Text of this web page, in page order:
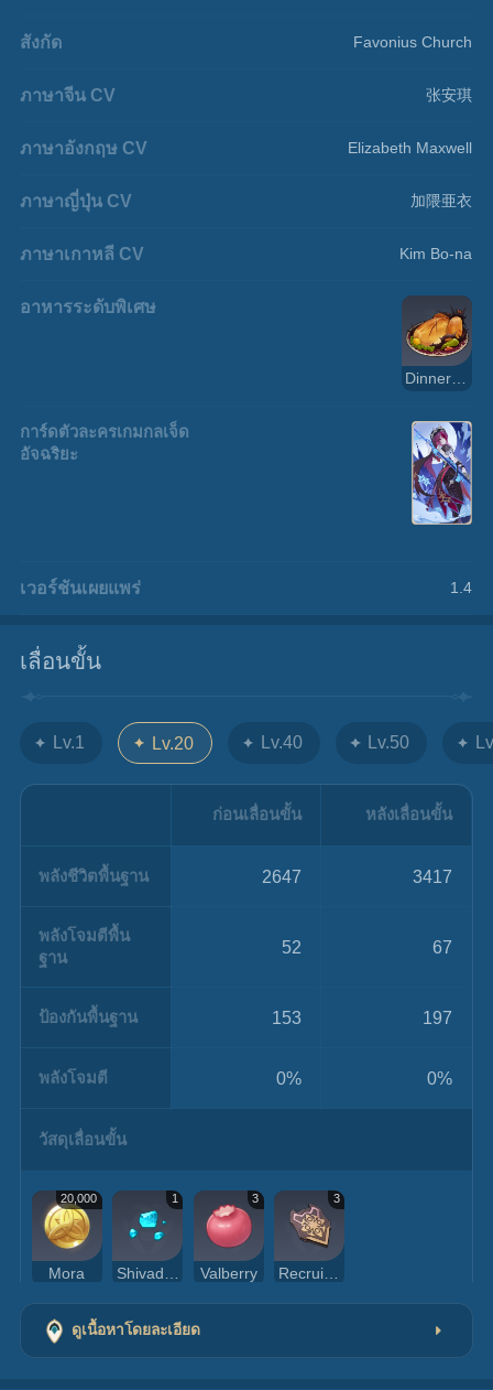
สังกัด Favonius Church
ภาษาจีน CV 张安琪
ภาษาอังกฤษ CV Elizabeth Maxwell
ภาษาญี่ปุ่น CV 加隈亜衣
ภาษาเกาหลี CV Kim Bo-na
อาหารระดับพิเศษ
Dinner of Judgment
การ์ดตัวละครเกมกลเจ็ด
อัจฉริยะ
เวอร์ชันเผยแพร่ 1.4
เลื่อนขั้น
Lv.1 Lv.20 Lv.40 Lv.50
ก่อนเลื่อนขั้น หลังเลื่อนขั้น
พลังชีวิตพื้นฐาน 2647 3417
พลังโจมตีพื้น
ฐาน
52 67
ป้องกันพื้นฐาน 153 197
พลังโจมตี 0% 0%
วัสดุเลื่อนขั้น
20,000
Mora
1 3
Valberry
3
Recruit's Insignia
ดูเนื้อหาโดยละเอียด